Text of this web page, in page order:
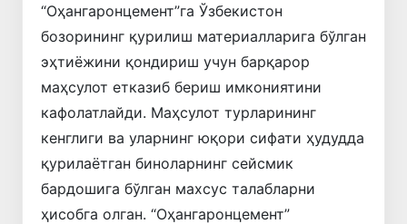
“Оҳангаронцемент”га Ўзбекистон
бозорининг қурилиш материалларига бўлган
эҳтиёжини қондириш учун барқарор
маҳсулот етказиб бериш имкониятини
кафолатлайди. Маҳсулот турларининг
кенглиги ва уларнинг юқори сифати ҳудудда
қурилаётган биноларнинг сейсмик
бардошига бўлган махсус талабларни
ҳисобга олган. “Оҳангаронцемент”